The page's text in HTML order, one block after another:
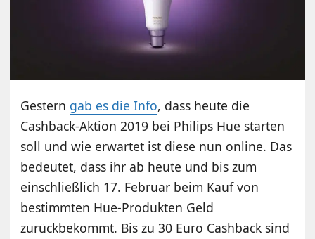
Gestern gab es die Info, dass heute die
Cashback-Aktion 2019 bei Philips Hue starten
soll und wie erwartet ist diese nun online. Das
bedeutet, dass ihr ab heute und bis zum
einschließlich 17. Februar beim Kauf von
bestimmten Hue-Produkten Geld
zurückbekommt. Bis zu 30 Euro Cashback sind